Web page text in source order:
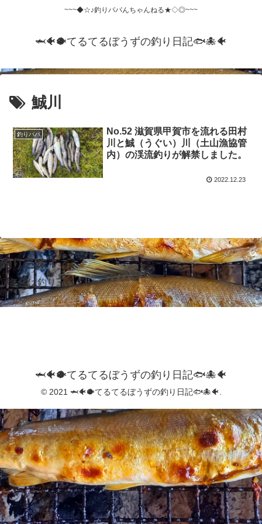
~~~◆☆♪釣りパパんちゃんねる★◇◎~~~
🦈🐠🐡てるてるぼうずの釣り日記🐟️🐙🐠
鯎川
釣りパパ
No.52 滋賀県甲賀市を流れる田村
川と鯎（うぐい）川（土山漁協管
内）の渓流釣りが解禁しました。
2022.12.23
釣り三昧！
定年後は釣り三昧！
🦈🐠🐡てるてるぼうずの釣り日記🐟️🐙🐠
© 2021 🦈🐠🐡てるてるぼうずの釣り日記🐟️🐙🐠.